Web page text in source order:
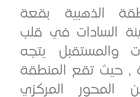
بقعة
في قلب
يتجه
تقع المنطقة
المركزي